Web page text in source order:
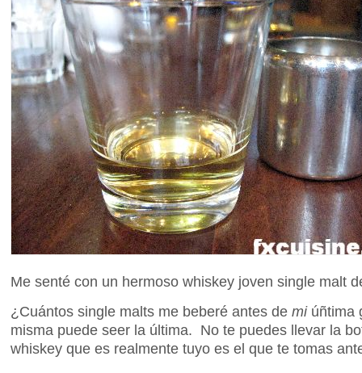
Me senté con un hermoso whiskey joven single malt
¿Cuántos single malts me beberé antes de miúñtima
misma puede seer la última. No te puedes llevar la
whiskey que es realmente tuyo es el que te tomas